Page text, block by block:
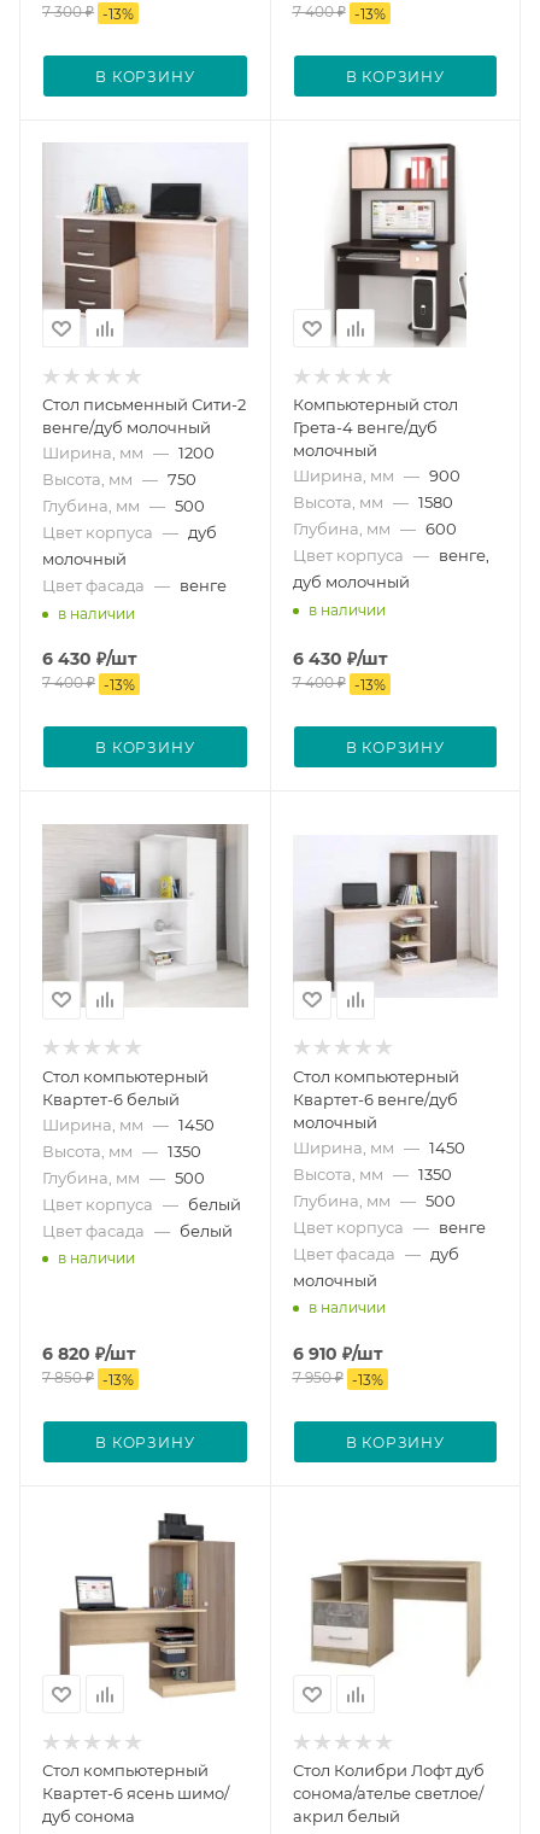
7 300₽ -13%
В КОРЗИНУ
7 400₽ -13%
В КОРЗИНУ
Стол письменный Сити-2
венге/дуб молочный
Ширина, мм — 1200
Высота, мм — 750
Глубина, мм — 500
Цвет корпуса — дуб
молочный
Цвет фасада — венге
в наличии
6 430 ₽/шт
7 400₽ -13%
В КОРЗИНУ
Компьютерный стол
Грета-4 венге/дуб
молочный
Ширина, мм — 900
Высота, мм — 1580
Глубина, мм — 600
Цвет корпуса — венге,
дуб молочный
в наличии
6 430 ₽/шт
7 400₽ -13%
В КОРЗИНУ
Стол компьютерный
Квартет-6 белый
Ширина, мм — 1450
Высота, мм — 1350
Глубина, мм — 500
Цвет корпуса — белый
Цвет фасада — белый
в наличии
6 820 ₽/шт
7 850₽ -13%
В КОРЗИНУ
Стол компьютерный
Квартет-6 венге/дуб
молочный
Ширина, мм — 1450
Высота, мм — 1350
Глубина, мм — 500
Цвет корпуса — венге
Цвет фасада — дуб
молочный
в наличии
6 910 ₽/шт
7 950₽ -13%
В КОРЗИНУ
Стол компьютерный
Квартет-6 ясень шимо/
дуб сонома
Стол Колибри Лофт дуб
сонома/ателье светлое/
акрил белый